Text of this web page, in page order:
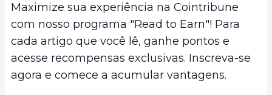
Maximize sua experiência na Cointribune
com nosso programa "Read to Earn"! Para
cada artigo que você lê, ganhe pontos e
acesse recompensas exclusivas. Inscreva-se
agora e comece a acumular vantagens.